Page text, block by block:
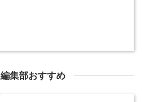
編集部おすすめ